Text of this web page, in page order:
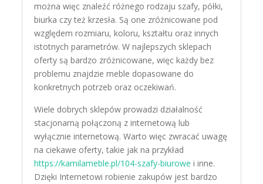
można więc znaleźć różnego rodzaju szafy, półki,
biurka czy też krzesła. Są one zróżnicowane pod
względem rozmiaru, koloru, kształtu oraz innych
istotnych parametrów. W najlepszych sklepach
oferty są bardzo zróżnicowane, więc każdy bez
problemu znajdzie meble dopasowane do
konkretnych potrzeb oraz oczekiwań.
Wiele dobrych sklepów prowadzi działalność
stacjonarną połączoną z internetową lub
wyłącznie internetową. Warto więc zwracać uwagę
na ciekawe oferty, takie jak na przykład
https://kamilameble.pl/104-szafy-biurowe i inne.
Dzięki Internetowi robienie zakupów jest bardzo